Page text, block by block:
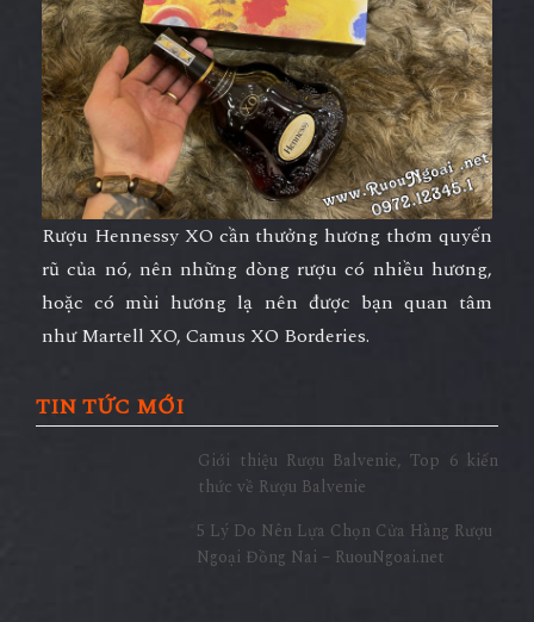
Rượu Hennessy XO cần thưởng hương thơm quyến
rũ của nó, nên những dòng rượu có nhiều hương,
hoặc có mùi hương lạ nên được bạn quan tâm
như Martell XO, Camus XO Borderies.
TIN TỨC MỚI
Giới thiệu Rượu Balvenie, Top 6 kiến
thức về Rượu Balvenie
5 Lý Do Nên Lựa Chọn Cửa Hàng Rượu